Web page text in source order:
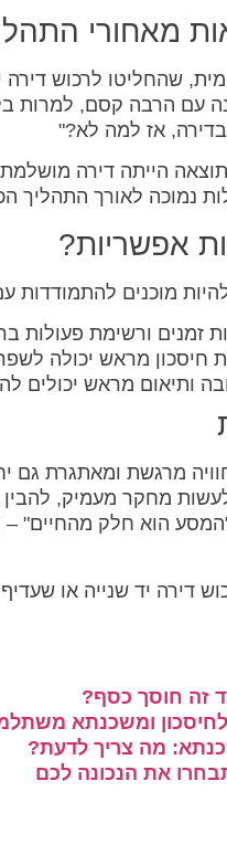
מאחורי
שהחליטו לרכוש
עם הרבה קסם, למרות
בדירה, אז למה לא?"
הייתה דירה
נמוכה לאורך התהליך
אפשריות?
מוכנים להתמודדות
זמנים ורשימת פעולות
חיסכון מראש יכולה
ותיאום מראש יכולים
מרגשת ומאתגרת
לעשות מחקר מעמיק,
"המסע הוא חלק מהחיים"
דירה יד שנייה או
זה חוסך כסף?
ומשכנתא
מה צריך לדעת?
את הנכונה לכם